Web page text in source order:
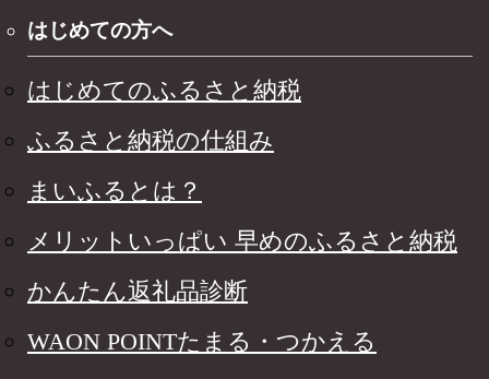
はじめての方へ
はじめてのふるさと納税
ふるさと納税の仕組み
まいふるとは？
メリットいっぱい 早めのふるさと納税
かんたん返礼品診断
WAON POINTたまる・つかえる